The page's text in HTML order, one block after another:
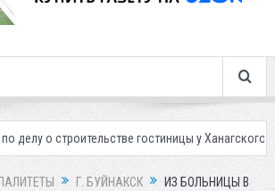
гостиницы у Ханагского водопада
Г. БУЙНАКСК
ИЗ БОЛЬНИЦЫ В